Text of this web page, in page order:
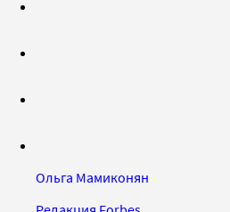
Ольга Мамиконян